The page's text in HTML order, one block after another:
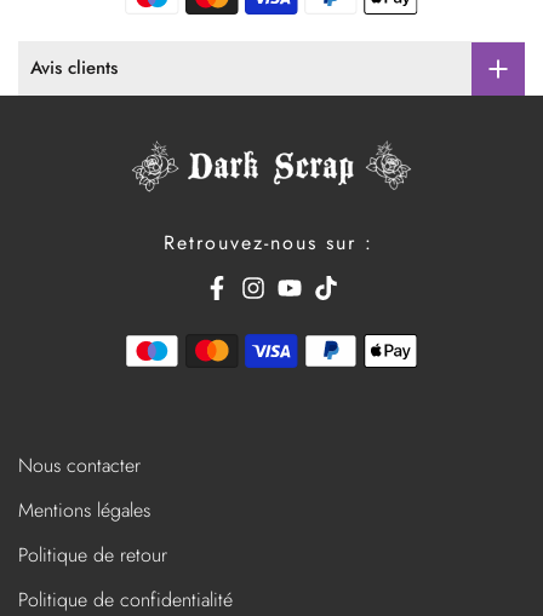
Avis clients
Retrouvez-nous sur :
Nous contacter
Mentions légales
Politique de retour
Politique de confidentialité